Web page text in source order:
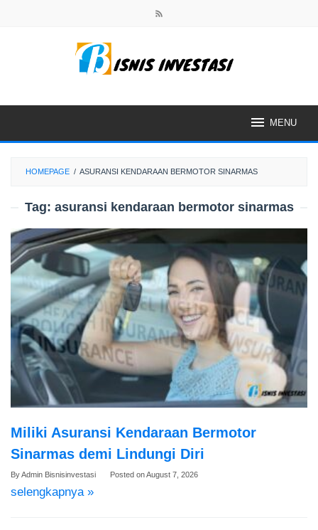
MENU
HOMEPAGE / ASURANSI KENDARAAN BERMOTOR SINARMAS
Tag: asuransi kendaraan bermotor sinarmas
Miliki Asuransi Kendaraan Bermotor
Sinarmas demi Lindungi Diri
ByAdmin Bisnisinvestasi Posted onAugust 7, 2026
selengkapnya »